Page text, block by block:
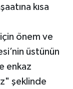
kısa
önem ve
üstünün
enkaz
şeklinde